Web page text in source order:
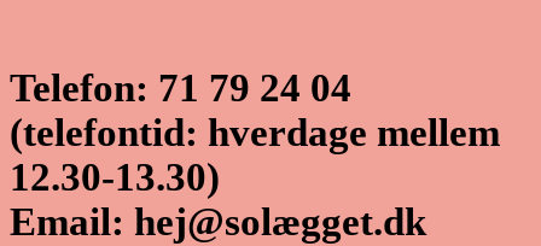
Telefon: 71 79 24 04
(telefontid: hverdage mellem
12.30-13.30)
Email: hej@solægget.dk